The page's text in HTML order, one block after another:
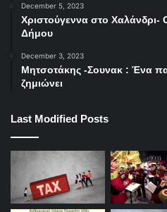
December 5, 2023
Χριστούγεννα στο Χαλάνδρι-
Δήμου
December 3, 2023
Μητσοτάκης -Σουνακ : Ένα
ζημιώνει
Last Modified Posts